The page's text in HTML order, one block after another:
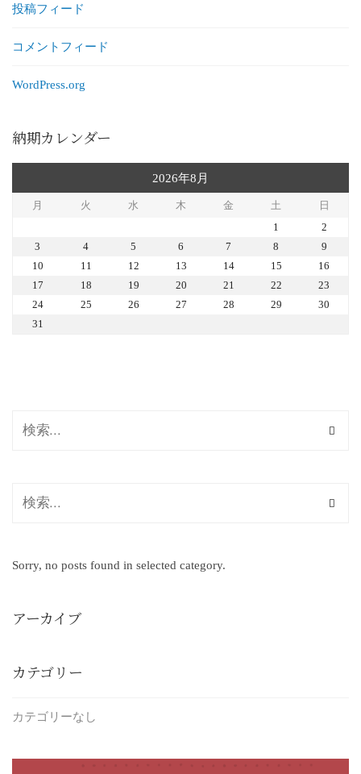
投稿フィード
コメントフィード
WordPress.org
納期カレンダー
2026年8月
月 火 水 木 金 土
日
1
2
3
4 5 6 7 8
9
10
11 12 13 14 15
16
17
18 19 20 21 22
23
24
25 26 27 28 29
30
31
Sorry, no posts found in selected category.
アーカイブ
カテゴリー
カテゴリーなし